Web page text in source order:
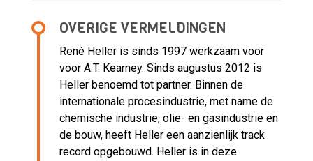
OVERIGE VERMELDINGEN
René Heller is sinds 1997 werkzaam voor
voor A.T. Kearney. Sinds augustus 2012 is
Heller benoemd tot partner. Binnen de
internationale procesindustrie, met name de
chemische industrie, olie- en gasindustrie en
de bouw, heeft Heller een aanzienlijk track
record opgebouwd. Heller is in deze